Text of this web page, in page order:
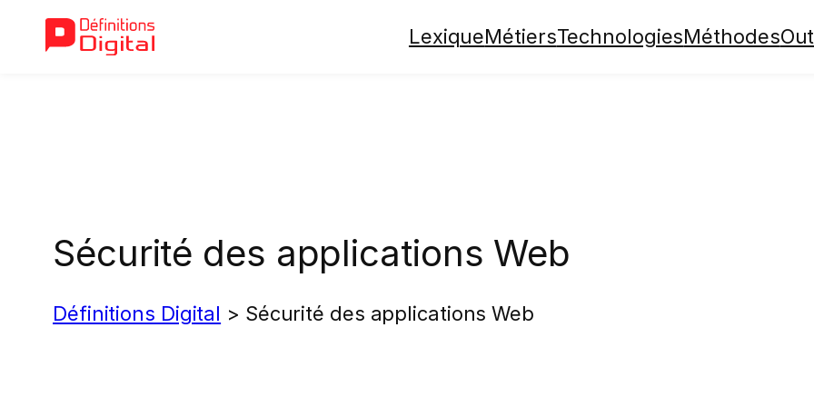
LexiqueMétiersTechnologiesMéthodes
Sécurité des applications Web
Définitions Digital > Sécurité des applications Web